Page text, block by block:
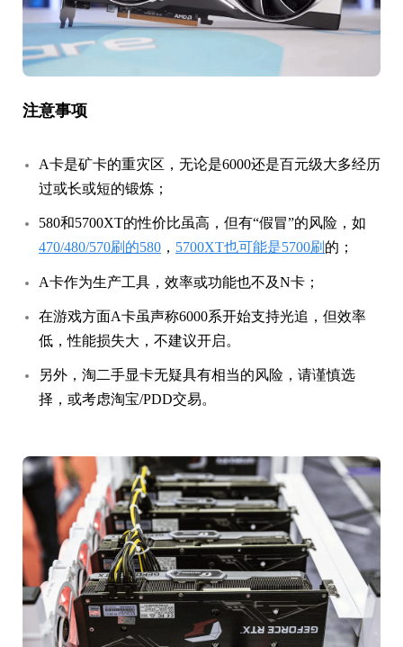
注意事项
A卡是矿卡的重灾区，无论是6000还是百元级大多经历
过或长或短的锻炼；
580和5700XT的性价比虽高，但有“假冒”的风险，如
470/480/570刷的580 ， 5700XT也可能是5700刷 的；
A卡作为生产工具，效率或功能也不及N卡；
在游戏方面A卡虽声称6000系开始支持光追，但效率
低，性能损失大，不建议开启。
另外，淘二手显卡无疑具有相当的风险，请谨慎选
择，或考虑淘宝/PDD交易。